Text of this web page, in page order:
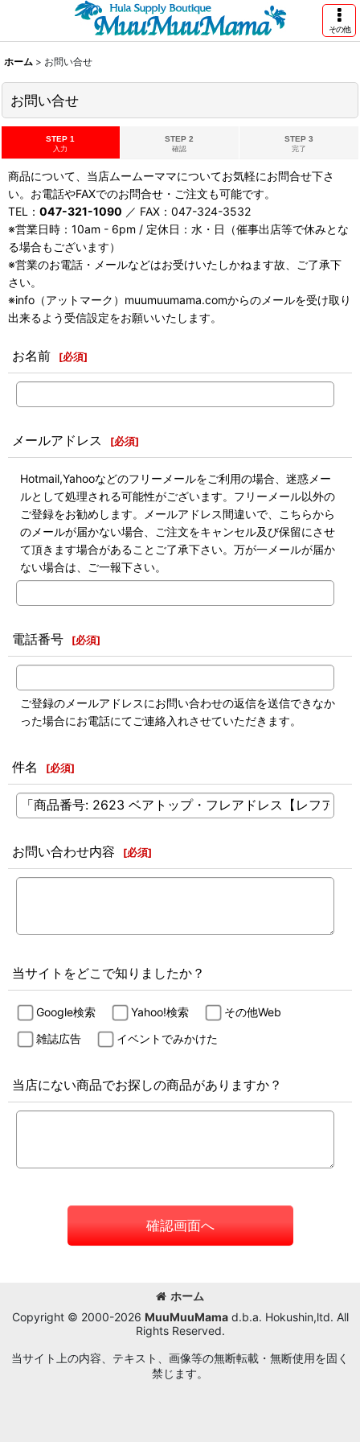
その他
ホーム > お問い合せ
お問い合せ
STEP 1
入力
STEP 2
確認
STEP 3
完了
商品について、当店ムームーママについてお気軽にお問合せ下さ
い。お電話やFAXでのお問合せ・ご注文も可能です。
TEL： 047-321-1090 ／ FAX：047-324-3532
※営業日時：10am - 6pm / 定休日：水・日（催事出店等で休みとな
る場合もございます）
※営業のお電話・メールなどはお受けいたしかねます故、ご了承下
さい。
※info（アットマーク）muumuumama.comからのメールを受け取り
出来るよう受信設定をお願いいたします。
お名前 [必須]
メールアドレス [必須]
Hotmail,Yahooなどのフリーメールをご利用の場合、迷惑メー
ルとして処理される可能性がございます。フリーメール以外の
ご登録をお勧めします。メールアドレス間違いで、こちらから
のメールが届かない場合、ご注文をキャンセル及び保留にさせ
て頂きます場合があることご了承下さい。万が一メールが届か
ない場合は、ご一報下さい。
電話番号 [必須]
ご登録のメールアドレスにお問い合わせの返信を送信できなか
った場合にお電話にてご連絡入れさせていただきます。
件名 [必須]
お問い合わせ内容 [必須]
当サイトをどこで知りましたか？
Google検索 Yahoo!検索
その他Web
雑誌広告
イベントでみかけた
当店にない商品でお探しの商品がありますか？
確認画面へ
ホーム
Copyright © 2000-2026 MuuMuuMamad.b.a. Hokushin,ltd. All
Rights Reserved.
当サイト上の内容、テキスト、画像等の無断転載・無断使用を固く
禁じます。